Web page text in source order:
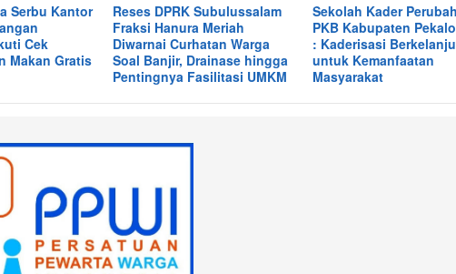
Serbu Kantor
Cek
Makan Gratis
Reses DPRK Subulussalam
Fraksi Hanura Meriah
Diwarnai Curhatan Warga
Soal Banjir, Drainase hingga
Pentingnya Fasilitasi UMKM
Sekolah Kader
PKB Kabupaten
: Kaderisasi
untuk Kemanfaatan
Masyarakat